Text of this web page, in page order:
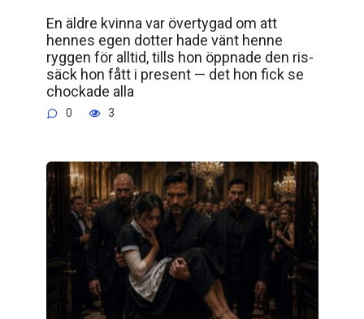
En äldre kvinna var övertygad om att
hennes egen dotter hade vänt henne
ryggen för alltid, tills hon öppnade den ris­
säck hon fått i present — det hon fick se
chockade alla
0 3